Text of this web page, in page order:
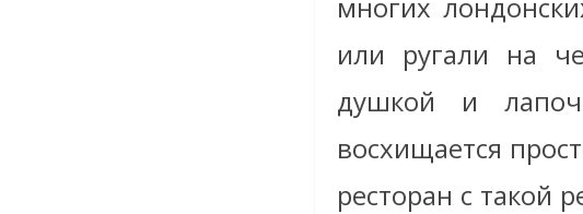
или ругали на
душкой и
восхищается
ресторан с такой